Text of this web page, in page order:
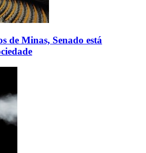
de Minas, Senado está